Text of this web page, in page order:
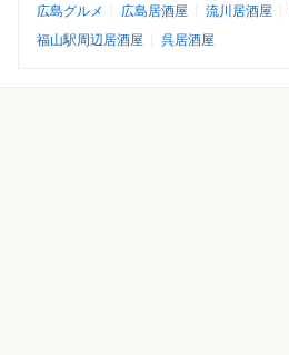
広島グルメ 広島居酒屋 流川居酒屋
福山駅周辺居酒屋
呉居酒屋